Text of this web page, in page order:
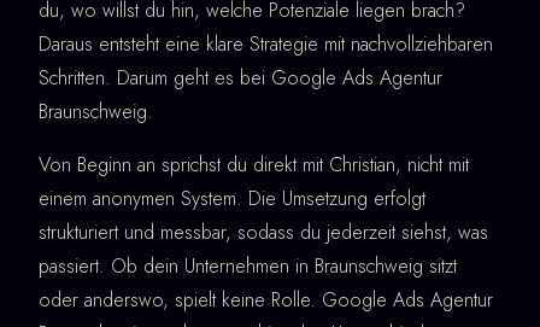
du, wo willst du hin, welche Potenziale liegen brach?
Daraus entsteht eine klare Strategie mit nachvollziehbaren
Schritten. Darum geht es bei Google Ads Agentur
Braunschweig.
Von Beginn an sprichst du direkt mit Christian, nicht mit
einem anonymen System. Die Umsetzung erfolgt
strukturiert und messbar, sodass du jederzeit siehst, was
passiert. Ob dein Unternehmen in Braunschweig sitzt
oder anderswo, spielt keine Rolle. Google Ads Agentur